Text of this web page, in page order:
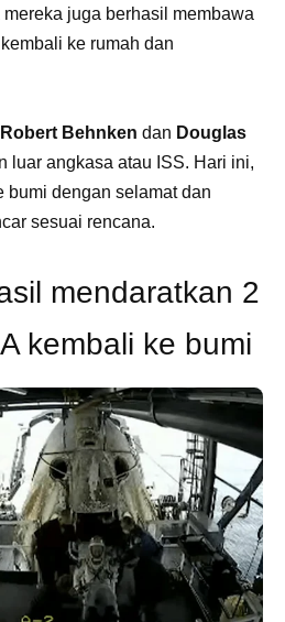
juga berhasil membawa
ke rumah dan
Robert Behnken dan Douglas
luar angkasa atau ISS. Hari ini,
bumi dengan selamat dan
sesuai rencana.
mendaratkan 2
kembali ke bumi